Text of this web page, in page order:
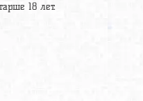
18 лет.